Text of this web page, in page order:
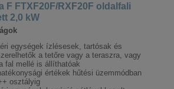
F FTXF20F/RXF20F oldalfali
2,0 kW
egységek ízlésesek, tartósak és
a tetőre vagy a teraszra, vagy
fal mellé is állíthatóak
értékek hűtési üzemmódban
osztályig